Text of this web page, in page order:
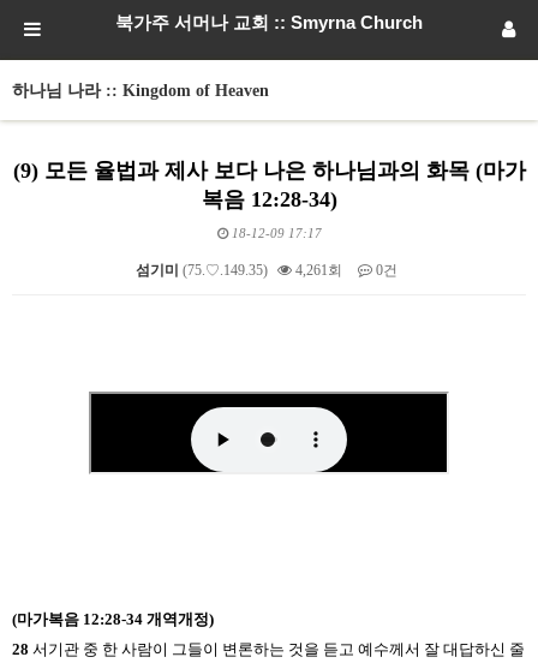
북가주 서머나 교회 :: Smyrna Church
하나님 나라 :: Kingdom of Heaven
(9) 모든 율법과 제사 보다 나은 하나님과의 화목 (마가
복음 12:28-34)
18-12-09 17:17
섬기미 (75.♡.149.35) 4,261회 0건
(마가복음 12:28-34 개역개정)
28 서기관 중 한 사람이 그들이 변론하는 것을 듣고 예수께서 잘 대답하신 줄